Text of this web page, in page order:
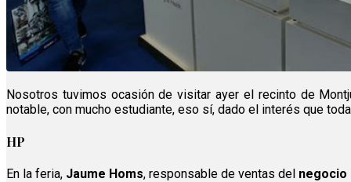
Nosotros tuvimos ocasión de visitar ayer el recinto de
notable, con mucho estudiante, eso sí, dado el interés que
HP
En la feria, Jaume Homs, responsable de ventas del negocio